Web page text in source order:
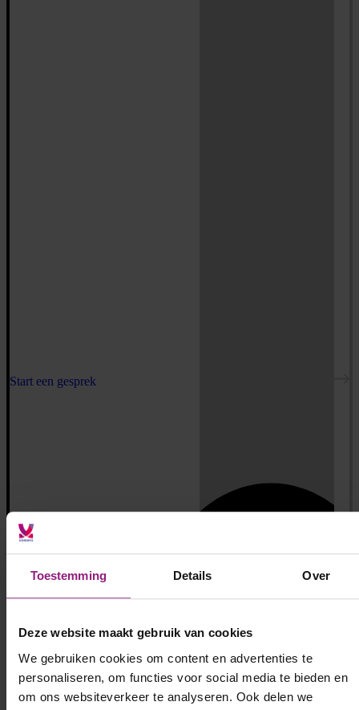
Toestemming Details Over
Deze website maakt gebruik van cookies
We gebruiken cookies om content en advertenties te
personaliseren, om functies voor social media te bieden en
om ons websiteverkeer te analyseren. Ook delen we
Start een gesprek